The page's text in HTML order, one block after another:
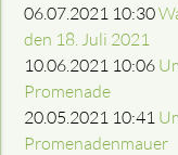
06.07.2021 10:30
den 18. Juli 2021
10.06.2021 10:06
Promenade
20.05.2021 10:41
Promenadenmauer